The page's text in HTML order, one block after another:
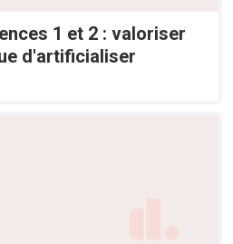
1 et 2 : valoriser
d'artificialiser